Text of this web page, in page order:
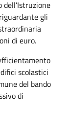
dell’Istruzione
gli
di euro.
scolastici
del bando
di